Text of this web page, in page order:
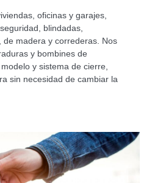
oficinas y garajes,
blindadas,
de madera y correderas. Nos
y bombines de
y sistema de cierre,
sin necesidad de cambiar la